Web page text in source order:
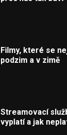
Filmy, které se
podzim a v zimě
Streamovací
vyplatí a jak